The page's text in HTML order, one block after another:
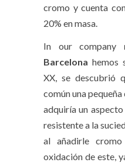
cromo y cuenta
20% en masa.
In our company
Barcelona hemos
XX, se descubrió
común una
adquiría un
resistente a la
al añadirle
oxidación de este,